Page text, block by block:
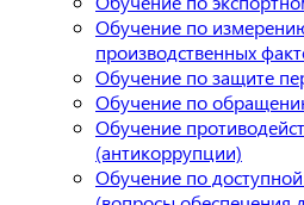
Обучение по
производственных
Обучение по защите
Обучение по
Обучение
(антикоррупции)
Обучение по